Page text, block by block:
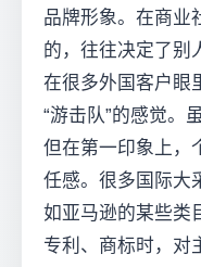
品牌形象。在商业
的，往往决定了别
在很多外国客户眼
“游击队”的感觉。
但在第一印象上，
任感。很多国际大
如亚马逊的某些类
专利、商标时，对